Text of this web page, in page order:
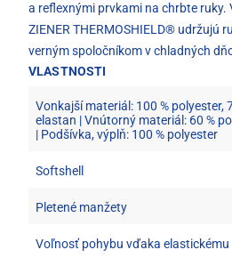
a reflexnými prvkami na chrbte
ZIENER THERMOSHIELD® udržujú
verným spoločníkom v chladných
VLASTNOSTI
Vonkajší materiál: 100 % polyester,
elastan | Vnútorný materiál: 60 %
| Podšívka, výplň: 100 % polyester
Softshell
Pletené manžety
Voľnosť pohybu vďaka